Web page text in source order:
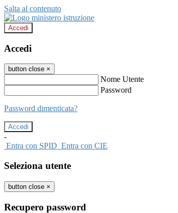
Salta al contenuto
Accedi
Accedi
button close ×
Nome Utente
Password
Password dimenticata?
-
Entra con SPID Entra con CIE
Seleziona utente
button close ×
Recupero password